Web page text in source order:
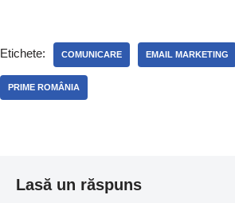
Etichete: COMUNICARE EMAIL MARKETING
PRIME ROMÂNIA
Lasă un răspuns